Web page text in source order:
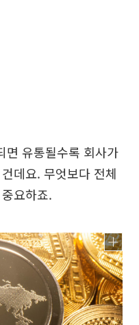
면 유통될수록 회사가
데요. 무엇보다 전체
요하죠.